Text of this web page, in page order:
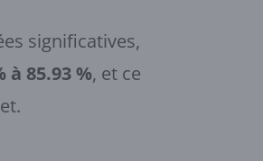
significatives,
à 85.93 %, et ce